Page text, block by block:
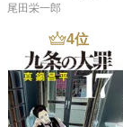
尾田栄一郎
4位